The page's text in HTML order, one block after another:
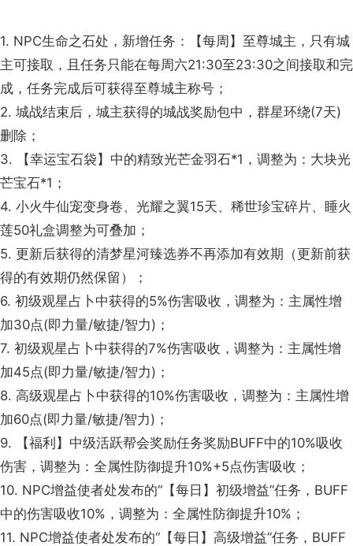
1. NPC生命之石处，新增任务：【每周】至尊城主，只有城
主可接取，且任务只能在每周六21:30至23:30之间接取和完
成，任务完成后可获得至尊城主称号；
2. 城战结束后，城主获得的城战奖励包中，群星环绕(7天)
删除；
3. 【幸运宝石袋】中的精致光芒金羽石*1，调整为：大块光
芒宝石*1；
4. 小火牛仙宠变身卷、光耀之翼15天、稀世珍宝碎片、睡火
莲50礼盒调整为可叠加；
5. 更新后获得的清梦星河臻选券不再添加有效期（更新前获
得的有效期仍然保留）；
6. 初级观星占卜中获得的5%伤害吸收，调整为：主属性增
加30点(即力量/敏捷/智力)；
7. 初级观星占卜中获得的7%伤害吸收，调整为：主属性增
加45点(即力量/敏捷/智力)；
8. 高级观星占卜中获得的10%伤害吸收，调整为：主属性增
加60点(即力量/敏捷/智力)；
9. 【福利】中级活跃帮会奖励任务奖励BUFF中的10%吸收
伤害，调整为：全属性防御提升10%+5点伤害吸收；
10. NPC增益使者处发布的“【每日】初级增益”任务，BUFF
中的伤害吸收10%，调整为：全属性防御提升10%；
11. NPC增益使者处发布的“【每日】高级增益”任务，BUFF